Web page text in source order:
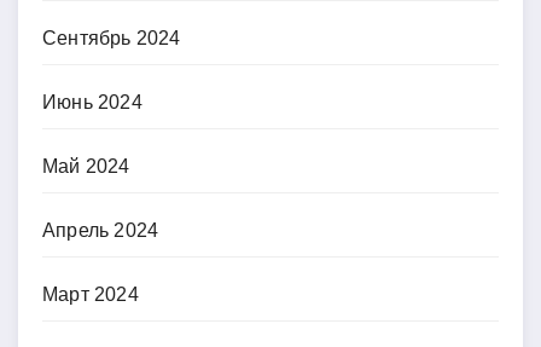
Сентябрь 2024
Июнь 2024
Май 2024
Апрель 2024
Март 2024